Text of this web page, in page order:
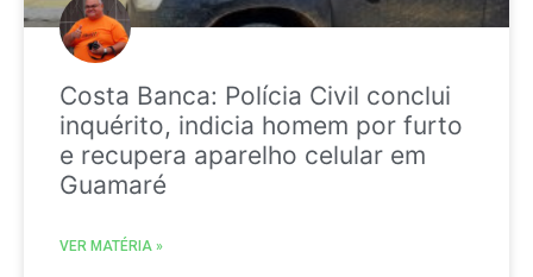
Costa Banca: Polícia Civil conclui
inquérito, indicia homem por furto
e recupera aparelho celular em
Guamaré
VER MATÉRIA »